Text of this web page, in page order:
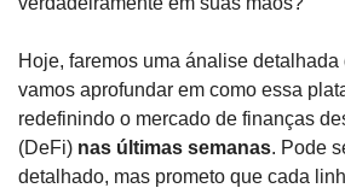
Hoje, faremos uma ánalise detalhada
vamos aprofundar em como essa
redefinindo o mercado de finanças
(DeFi) nas últimas semanas. Pode
detalhado, mas prometo que cada